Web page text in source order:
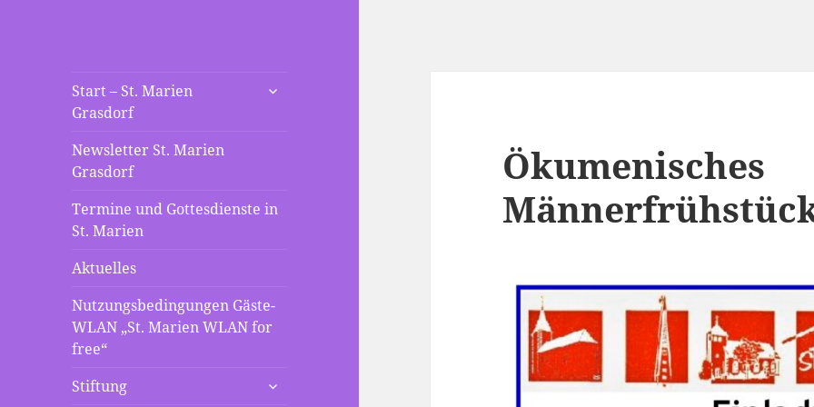
St. Marien
Grasdorf
Die neue Webseite der St
Mariengemeinde Grasdorf
Start – St. Marien
Grasdorf
untermenü
Newsletter St. Marien
Grasdorf
Termine und Gottesdienste in
St. Marien
Aktuelles
Nutzungsbedingungen Gäste-
WLAN „St. Marien WLAN for
free“
Stiftung
untermenü
Ökumenisches